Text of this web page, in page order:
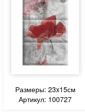
Размеры: 23x15см
Артикул: 100727